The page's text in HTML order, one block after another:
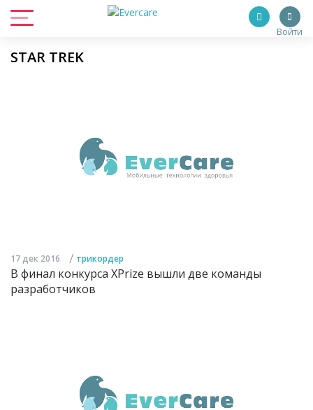
Войти
STAR TREK
17 дек 2016 / трикордер
В финал конкурса XPrize вышли две команды
разработчиков